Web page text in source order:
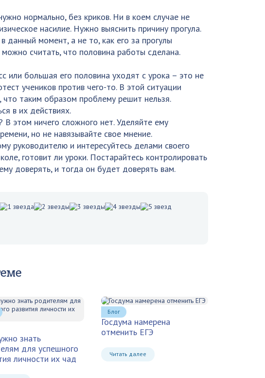
нормально, без криков. Ни в коем случае не
насилие. Нужно выяснить причину прогула.
данный момент, а не то, как его за прогулы
считать, что половина работы сделана.
или большая его половина уходят с урока – это не
учеников против чего-то. В этой ситуации
таким образом проблему решит нельзя.
в их действиях.
В этом ничего сложного нет. Уделяйте ему
но не навязывайте свое мнение.
руководителю и интересуйтесь делами своего
готовит ли уроки. Постарайтесь контролировать
доверять, и тогда он будет доверять вам.
знать
для успешного
личности их чад
Госдума намерена
отменить ЕГЭ
Читать далее
Блог